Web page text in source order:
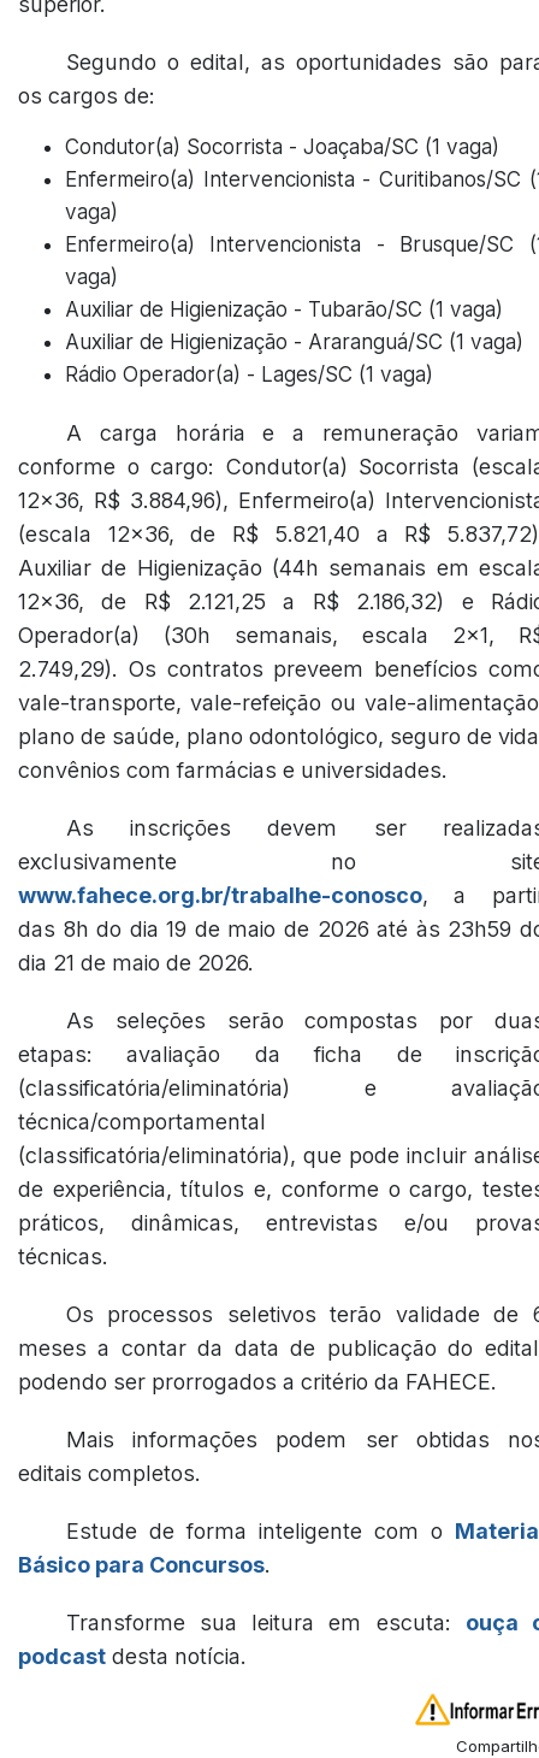
Segundo o edital, as oportunidades são
os cargos de:
Condutor(a) Socorrista - Joaçaba/SC (1 vaga)
Enfermeiro(a) Intervencionista - Curitibanos/SC
vaga)
Enfermeiro(a) Intervencionista - Brusque/SC
vaga)
Auxiliar de Higienização - Tubarão/SC (1 vaga)
Auxiliar de Higienização - Araranguá/SC (1 vaga)
Rádio Operador(a) - Lages/SC (1 vaga)
A carga horária e a remuneração
conforme o cargo: Condutor(a) Socorrista
12x36, R$ 3.884,96), Enfermeiro(a)
(escala 12x36, de R$ 5.821,40 a R$
Auxiliar de Higienização (44h semanais em
12x36, de R$ 2.121,25 a R$ 2.186,32) e
Operador(a) (30h semanais, escala 2x1,
2.749,29). Os contratos preveem benefícios
vale-transporte, vale-refeição ou vale-
plano de saúde, plano odontológico, seguro de
convênios com farmácias e universidades.
As inscrições devem ser
exclusivamente no
www.fahece.org.br/trabalhe-conosco, a
das 8h do dia 19 de maio de 2026 até às 23h59
dia 21 de maio de 2026.
As seleções serão compostas por
etapas: avaliação da ficha de
(classificatória/eliminatória) e
técnica/comportamental
(classificatória/eliminatória), que pode incluir
de experiência, títulos e, conforme o cargo,
práticos, dinâmicas, entrevistas e/ou
técnicas.
Os processos seletivos terão validade de
meses a contar da data de publicação do
podendo ser prorrogados a critério da FAHECE.
Mais informações podem ser obtidas
editais completos.
Estude de forma inteligente com o
Básico para Concursos.
Transforme sua leitura em escuta: ouça
podcast desta notícia.